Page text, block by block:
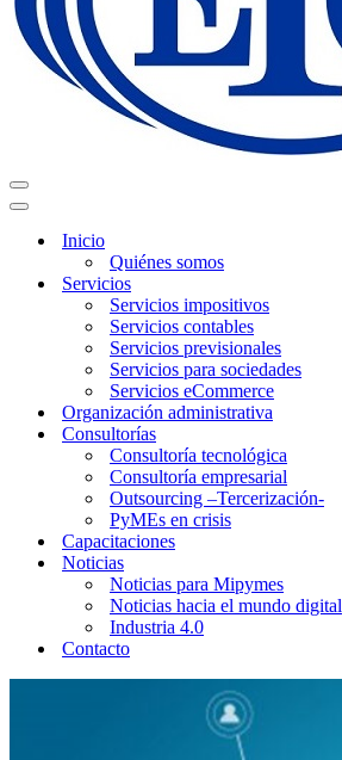
Menú
de
Menú
navegación
Inicio
Quiénes somos
Servicios
Servicios impositivos
Servicios contables
Servicios previsionales
Servicios para sociedades
Servicios eCommerce
Organización administrativa
Consultorías
Consultoría tecnológica
Consultoría empresarial
Outsourcing –Tercerización-
PyMEs en crisis
Capacitaciones
Noticias
Noticias para Mipymes
Noticias hacia el mundo digital
Industria 4.0
Contacto